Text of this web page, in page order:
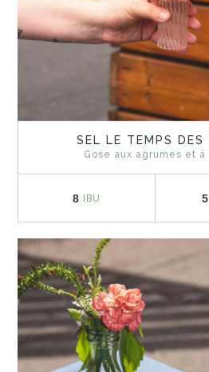
SEL LE TEMPS DES
Gose aux agrumes et
8 IBU